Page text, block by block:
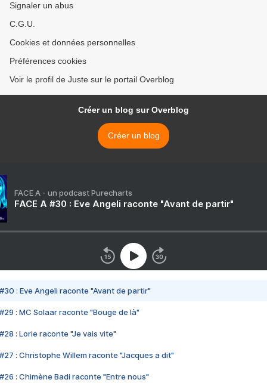
Signaler un abus
C.G.U.
Cookies et données personnelles
Préférences cookies
Voir le profil de Juste sur le portail Overblog
Créer un blog sur Overblog
Créer un blog
FACE A - un podcast Purecharts
FACE A #30 : Eve Angeli raconte "Avant de partir"
#30 : Eve Angeli raconte "Avant de partir"
#29 : MC Solaar raconte "Bouge de là"
#28 : Lorie raconte "Je vais vite"
#27 : Christophe Willem raconte "Jacques a dit"
#26 : Chimène Badi raconte "Entre nous"